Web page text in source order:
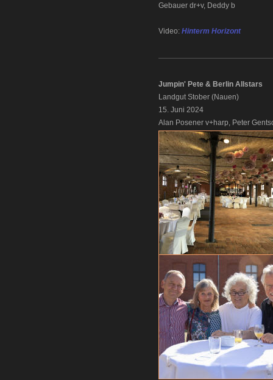
Gebauer dr+v, Deddy b
Video: Hinterm Horizont
Jumpin' Pete & Berlin Allstars
Landgut Stober (Nauen)
15. Juni 2024
Alan Posener v+harp, Peter